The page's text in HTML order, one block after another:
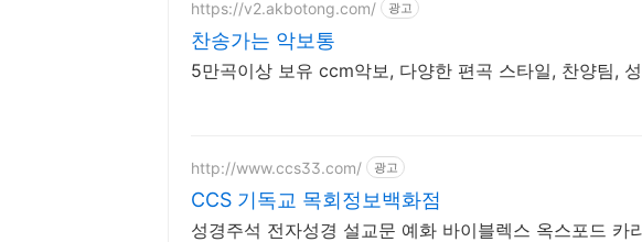
https://v2.akbotong.com/ 광고
찬송가는 악보통
5만곡이상 보유 ccm악보, 다양한 편곡 스타일, 찬양팀,
http://www.ccs33.com/ 광고
CCS 기독교 목회정보백화점
성경주석 전자성경 설교문 예화 바이블렉스 옥스포드 카